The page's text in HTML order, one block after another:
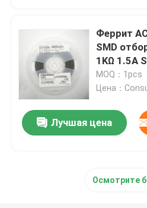
Феррит
SMD
1KΩ 1.5A
фильтра
MOQ：1pcs
Цена：
Лучшая цена
Осмотрите